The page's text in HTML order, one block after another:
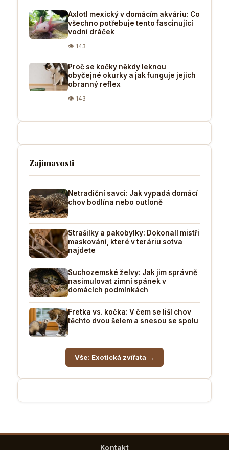
Axlotl mexický v domácím akváriu: Co
všechno potřebuje tento fascinující
vodní dráček
👁 143
Proč se kočky někdy leknou
obyčejné okurky a jak funguje jejich
obranný reflex
👁 143
Zajimavosti
Netradiční savci: Jak vypadá domácí
chov bodlína nebo outloně
Strašilky a pakobylky: Dokonalí mistři
maskování, které v teráriu sotva
najdete
Suchozemské želvy: Jak jim správně
nasimulovat zimní spánek v
domácích podmínkách
Fretka vs. kočka: V čem se liší chov
těchto dvou šelem a snesou se spolu
Vše: Exotická zvířata →
Kontakt